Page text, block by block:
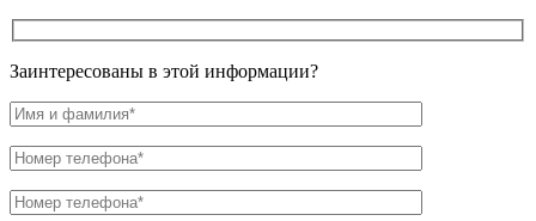
Заинтересованы в этой информации?